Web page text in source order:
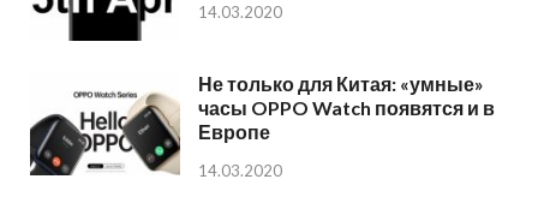
14.03.2020
Не только для Китая: «умные»
часы OPPO Watch появятся и в
Европе
14.03.2020